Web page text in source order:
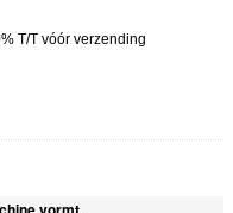
T/T vóór verzending